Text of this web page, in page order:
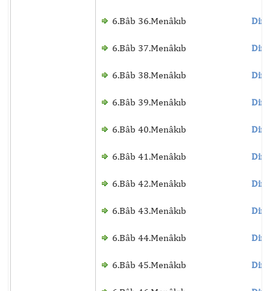
6.Bâb 36.Menâkıb
6.Bâb 37.Menâkıb
6.Bâb 38.Menâkıb
6.Bâb 39.Menâkıb
6.Bâb 40.Menâkıb
6.Bâb 41.Menâkıb
6.Bâb 42.Menâkıb
6.Bâb 43.Menâkıb
6.Bâb 44.Menâkıb
6.Bâb 45.Menâkıb